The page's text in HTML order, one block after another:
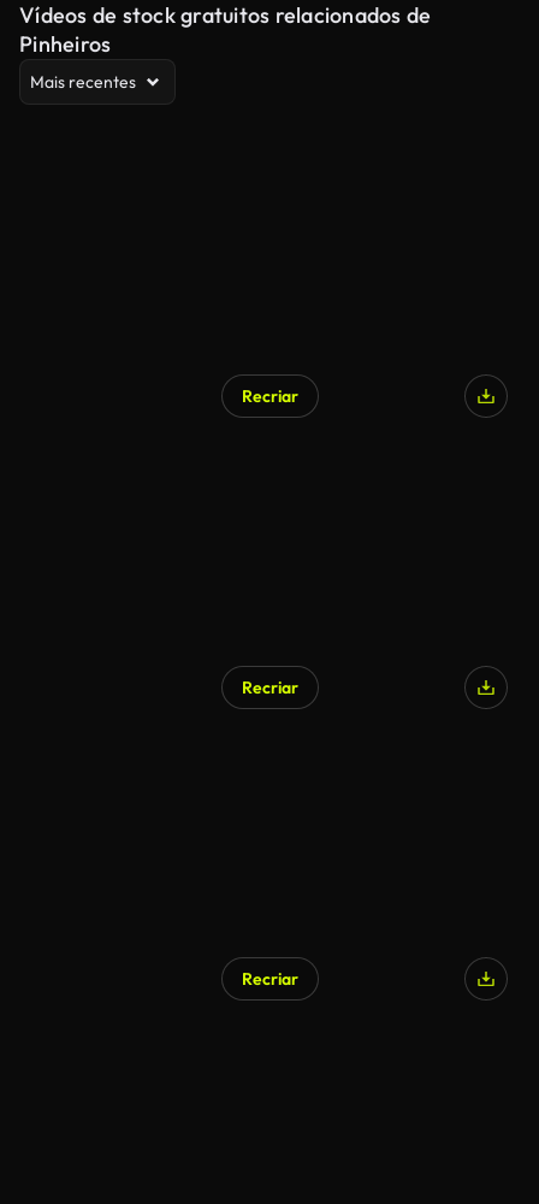
Vídeos de stock gratuitos relacionados de
Pinheiros
Mais recentes
Recriar
Recriar
Recriar